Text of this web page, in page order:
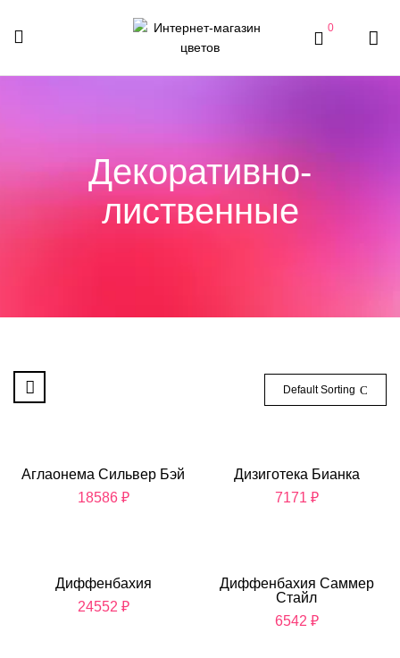
0
Декоративно-
лиственные
Default Sorting
Аглаонема Сильвер Бэй
18586 ₽
Дизиготека Бианка
7171 ₽
Диффенбахия
24552 ₽
Диффенбахия Саммер
Стайл
6542 ₽